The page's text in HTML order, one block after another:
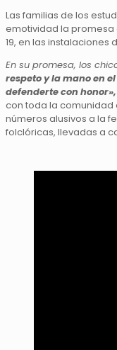
Las familias de los
emotividad la
19, en las instalaciones
En su promesa, los
respeto y la mano en
defenderte con honor»,
con toda la comunidad
números alusivos a la
folclóricas, llevadas a